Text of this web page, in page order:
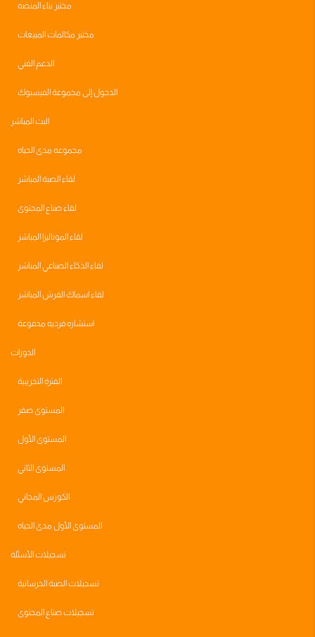
مختبر بناء المنصه
مختبر مكالمات المبيعات
الدعم الفني
الدخول إلى مجموعة الفيسبوك
البث المباشر
مجموعه مدى الحياه
لقاء الصبة المباشر
لقاء صناع المحتوى
لقاء الموناليزا المباشر
لقاء الذكاء الصناعي المباشر
لقاء اسماك القرش المباشر
استشاره فرديه مدفوعة
الدورات
الفترة التجريبية
المستوى صفر
المستوى الأول
المستوى الثاني
الكورس المجاني
المستوى الأول مدى الحياه
تسجيلات الأسئلة
تسجيلات الصبة الخرسانية
تسجيلات صناع المحتوى